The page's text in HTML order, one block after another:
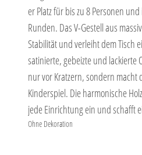
er Platz für bis zu 8 Personen
Runden. Das V-Gestell aus
Stabilität und verleiht dem Tisch
satinierte, gebeizte und lackierte
nur vor Kratzern, sondern macht
Kinderspiel. Die harmonische
jede Einrichtung ein und schafft
Ohne Dekoration